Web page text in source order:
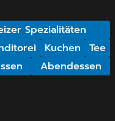
Spezialitäten
Kuchen
Tee
Abendessen